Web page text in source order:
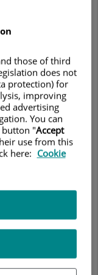
those of third
does not
protection) for
improving
advertising
You can
button "Accept
use from this
here: Cookie